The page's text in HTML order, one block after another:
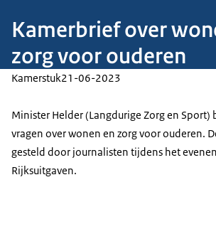
Kamerbrief over
zorg voor ouderen
Kamerstuk21-06-2023
Minister Helder (Langdurige Zorg en
vragen over wonen en zorg voor ouderen.
gesteld door journalisten tijdens het
Rijksuitgaven.